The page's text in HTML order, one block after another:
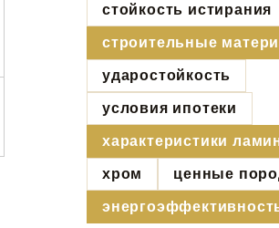
стойкость истирания
строительные
ударостойкость
условия ипотеки
характеристики
хром ценные